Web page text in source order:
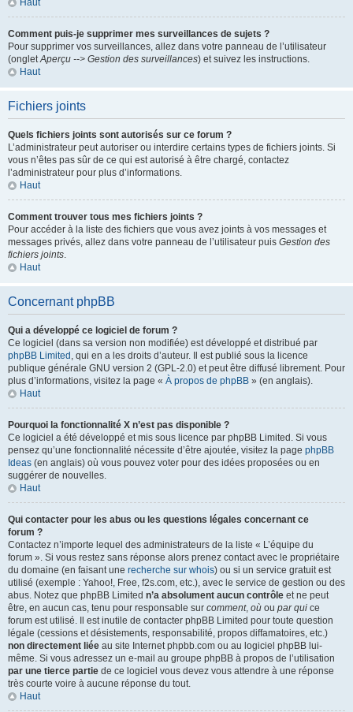
Haut
Comment puis-je supprimer mes surveillances de sujets ?
Pour supprimer vos surveillances, allez dans votre panneau de l’utilisateur
(ongletAperçu --> Gestion des surveillances) et suivez les instructions.
Haut
Fichiers joints
Quels fichiers joints sont autorisés sur ce forum ?
L’administrateur peut autoriser ou interdire certains types de fichiers joints. Si
vous n’êtes pas sûr de ce qui est autorisé à être chargé, contactez
l’administrateur pour plus d’informations.
Haut
Comment trouver tous mes fichiers joints ?
Pour accéder à la liste des fichiers que vous avez joints à vos messages et
messages privés, allez dans votre panneau de l’utilisateur puis Gestion des
fichiers joints.
Haut
Concernant phpBB
Qui a développé ce logiciel de forum ?
Ce logiciel (dans sa version non modifiée) est développé et distribué par
phpBB Limited , qui en a les droits d’auteur. Il est publié sous la licence
publique générale GNU version 2 (GPL-2.0) et peut être diffusé librement. Pour
plus d’informations, visitez la page « À propos de phpBB » (en anglais).
Haut
Pourquoi la fonctionnalité X n’est pas disponible ?
Ce logiciel a été développé et mis sous licence par phpBB Limited. Si vous
pensez qu’une fonctionnalité nécessite d’être ajoutée, visitez la page phpBB
Ideas (en anglais) où vous pouvez voter pour des idées proposées ou en
suggérer de nouvelles.
Haut
Qui contacter pour les abus ou les questions légales concernant ce
forum ?
Contactez n’importe lequel des administrateurs de la liste « L’équipe du
forum ». Si vous restez sans réponse alors prenez contact avec le propriétaire
du domaine (en faisant une recherche sur whois) ou si un service gratuit est
utilisé (exemple : Yahoo!, Free, f2s.com, etc.), avec le service de gestion ou des
abus. Notez que phpBB Limited n’a absolument aucun contrôle et ne peut
être, en aucun cas, tenu pour responsable sur comment, où ou par qui ce
forum est utilisé. Il est inutile de contacter phpBB Limited pour toute question
légale (cessions et désistements, responsabilité, propos diffamatoires, etc.)
non directement liée au site Internet phpbb.com ou au logiciel phpBB lui-
même. Si vous adressez un e-mail au groupe phpBB à propos de l’utilisation
par une tierce partie de ce logiciel vous devez vous attendre à une réponse
très courte voire à aucune réponse du tout.
Haut